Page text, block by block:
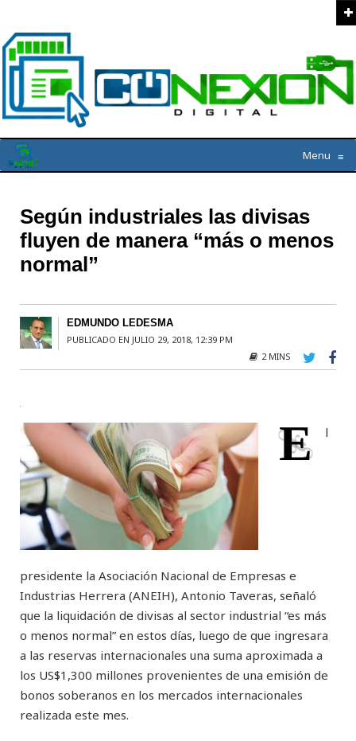
Menu ≡
Según industriales las divisas
fluyen de manera “más o menos
normal”
EDMUNDO LEDESMA
PUBLICADO EN JULIO 29, 2018, 12:39 PM
2 MINS
E l
presidente la Asociación Nacional de Empresas e
Industrias Herrera (ANEIH), Antonio Taveras, señaló
que la liquidación de divisas al sector industrial “es más
o menos normal” en estos días, luego de que ingresara
a las reservas internacionales una suma aproximada a
los US$1,300 millones provenientes de una emisión de
bonos soberanos en los mercados internacionales
realizada este mes.